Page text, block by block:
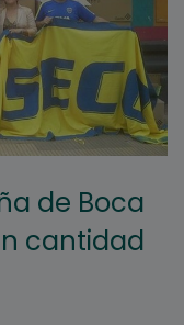
de Boca
cantidad